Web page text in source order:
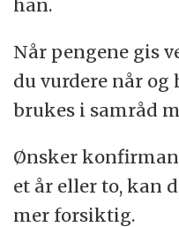
han.
Når pengene gis
du vurdere når og
brukes i samråd
Ønsker
et år eller to, kan
mer forsiktig.